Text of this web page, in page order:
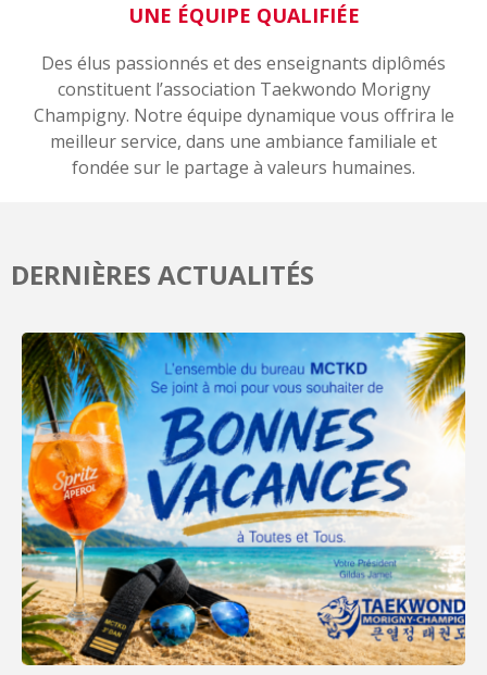
UNE ÉQUIPE QUALIFIÉE
Des élus passionnés et des enseignants diplômés
constituent l’association Taekwondo Morigny
Champigny. Notre équipe dynamique vous offrira le
meilleur service, dans une ambiance familiale et
fondée sur le partage à valeurs humaines.
DERNIÈRES ACTUALITÉS